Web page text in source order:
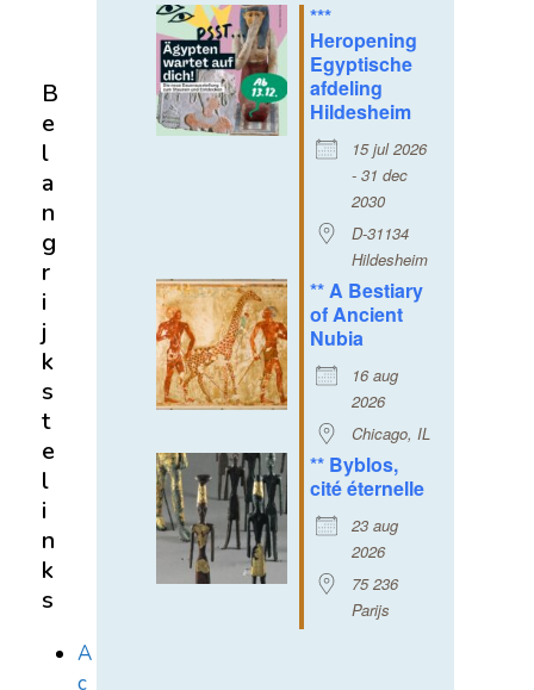
***
Heropening
Egyptische
afdeling
Hildesheim
15 jul 2026
- 31 dec
2030
D-31134
Hildesheim
** A Bestiary
of Ancient
Nubia
16 aug
2026
Chicago, IL
** Byblos,
cité éternelle
23 aug
2026
75 236
Parijs
B
e
l
a
n
g
r
i
j
k
s
t
e
l
i
n
k
s
A
c